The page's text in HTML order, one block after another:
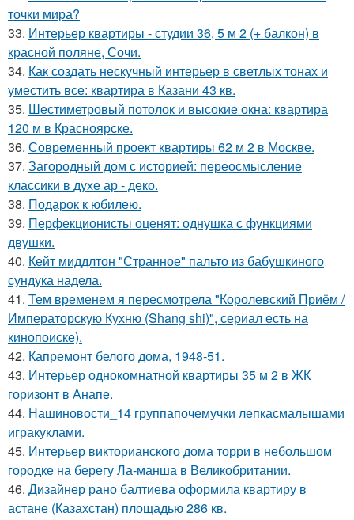
точки мира?
33. Интерьер квартиры - студии 36, 5 м 2 (+ балкон) в
красной поляне, Сочи.
34. Как создать нескучный интерьер в светлых тонах и
уместить все: квартира в Казани 43 кв.
35. Шестиметровый потолок и высокие окна: квартира
120 м в Красноярске.
36. Современный проект квартиры 62 м 2 в Москве.
37. Загородный дом с историей: переосмысление
классики в духе ар - деко.
38. Подарок к юбилею.
39. Перфекционисты оценят: однушка с функциями
двушки.
40. Кейт миддлтон "Странное" пальто из бабушкиного
сундука надела.
41. Тем временем я пересмотрела "Королевский Приём /
Императорскую Кухню (Shang shi)", сериал есть на
кинопоиске).
42. Капремонт белого дома, 1948-51.
43. Интерьер однокомнатной квартиры 35 м 2 в ЖК
горизонт в Анапе.
44. Нашиновости_14 группапочемучки лепкасмалышами
игракуклами.
45. Интерьер викторианского дома торри в небольшом
городке на берегу Ла-манша в Великобритании.
46. Дизайнер рано балтиева оформила квартиру в
астане (Казахстан) площадью 286 кв.